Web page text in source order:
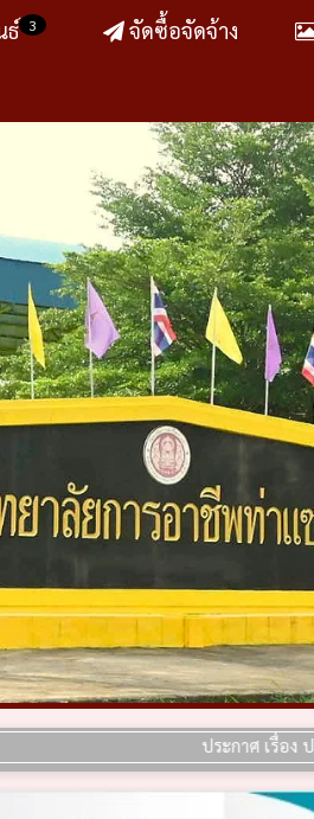
3
ธ์ จัดซื้อจัดจ้าง
ประกาศ เรื่อง ประกาศผู้